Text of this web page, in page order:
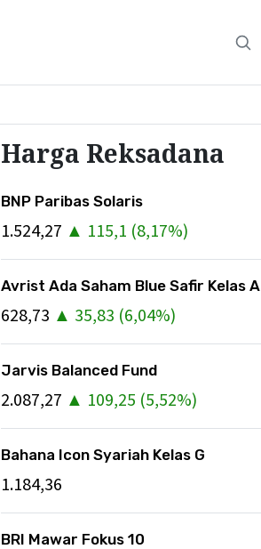
Harga Reksadana
BNP Paribas Solaris
1.524,27 ▲ 115,1 (8,17%)
Avrist Ada Saham Blue Safir Kelas A
628,73 ▲ 35,83 (6,04%)
Jarvis Balanced Fund
2.087,27 ▲ 109,25 (5,52%)
Bahana Icon Syariah Kelas G
1.184,36
BRI Mawar Fokus 10